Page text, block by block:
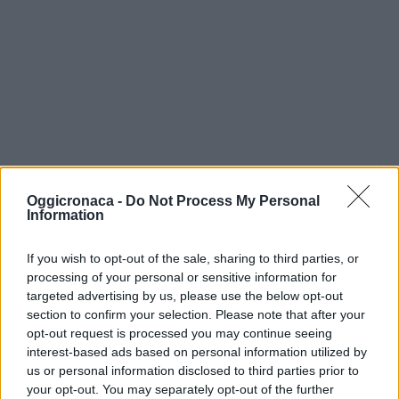
Oggicronaca - Do Not Process My Personal
Information
If you wish to opt-out of the sale, sharing to third parties, or
processing of your personal or sensitive information for
targeted advertising by us, please use the below opt-out
section to confirm your selection. Please note that after your
opt-out request is processed you may continue seeing
interest-based ads based on personal information utilized by
us or personal information disclosed to third parties prior to
your opt-out. You may separately opt-out of the further